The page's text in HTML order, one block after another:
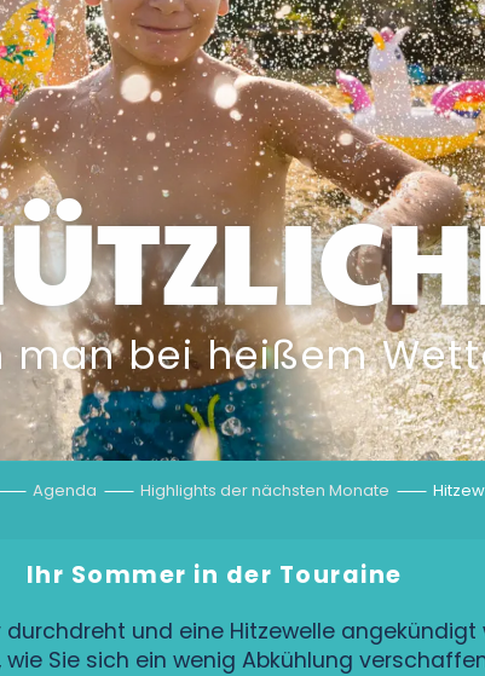
man bei heißem
Agenda Highlights der nächsten Monate
Ihr Sommer in der Touraine
und eine Hitzewelle angekündigt
wie Sie sich ein wenig Abkühlung